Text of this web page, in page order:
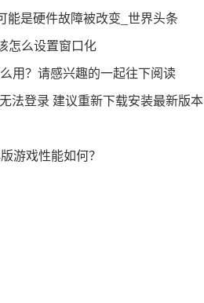
能是硬件故障被改变_世界头条
怎么设置窗口化
用？请感兴趣的一起往下阅读
法登录 建议重新下载安装最新版本
游戏性能如何？